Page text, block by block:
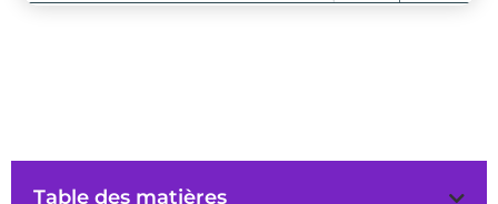
Table des matières